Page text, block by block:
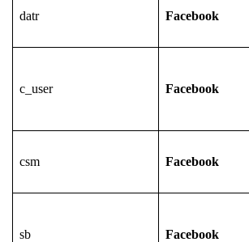
datr Facebook
c_user Facebook
csm Facebook
sb Facebook